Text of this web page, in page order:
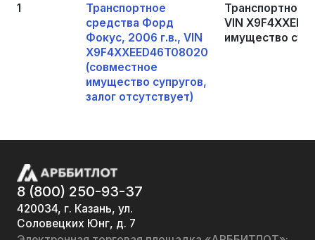
1
Транспортное
средства Форд
Фокус, 2006 г.в., VIN
X9F4XXEED46T08020
(совместное
имущество супругов,
залог отсутствует)
Транспортное
VIN
имущество
8 (800) 250-93-37
420034, г. Казань, ул.
Соловецких Юнг, д. 7